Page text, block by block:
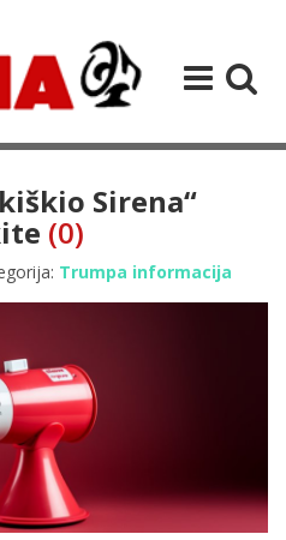
Sirena“
(0)
Trumpa informacija